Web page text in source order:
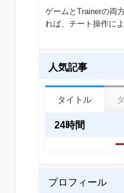
ゲームとTrainerの両
れば、チート操作に
人気記事
タイトル
24時間
プロフィール